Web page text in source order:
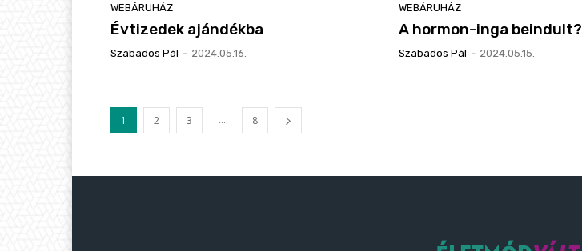
WEBÁRUHÁZ
Évtizedek ajándékba
Szabados Pál - 2024.05.16.
WEBÁRUHÁZ
A hormon-inga beindult?
Szabados Pál - 2024.05.15.
1 2 3 ... 8